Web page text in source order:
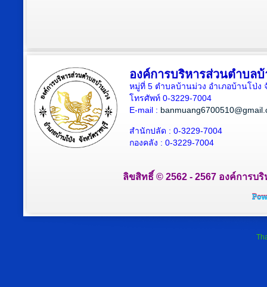
องค์การบริหารส่วนตำบล
หมู่ที่ 5 ตำบลบ้านม่วง อำเภอบ้านโป่ง
โทรศัพท์ 0-3229-7004
E-mail :
สำนักปลัด : 0-3229-7004
กองคลัง : 0-3229-7004
ลิขสิทธิ์ © 2562 - 2567 องค์การบ